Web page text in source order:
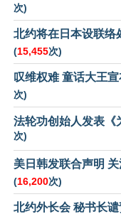
次)
北约将在日本设联络
(15,455次)
叹维权难 童话大王
次)
法轮功创始人发表《
次)
美日韩发联合声明
(16,200次)
北约外长会 秘书长